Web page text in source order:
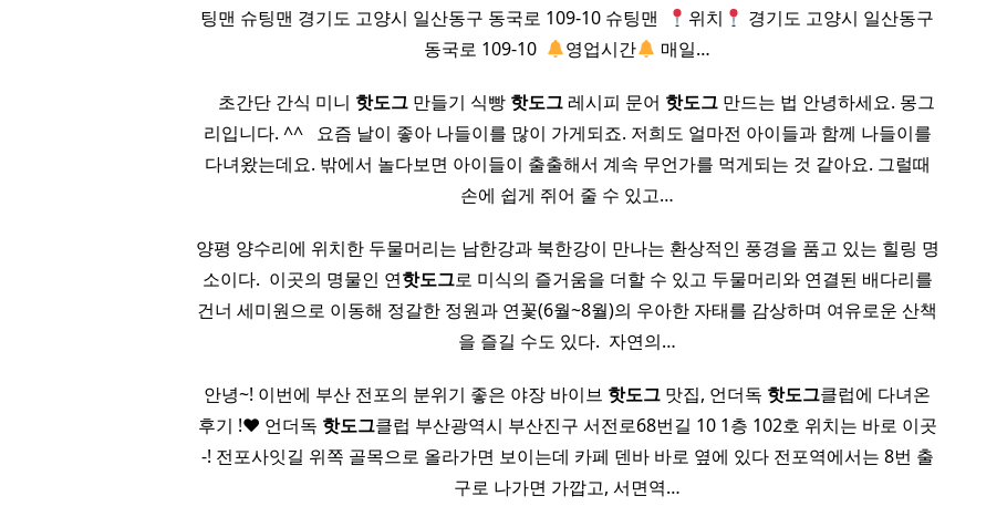
팅맨 슈팅맨 경기도 고양시 일산동구 동국로 109-10 슈팅맨 ​
위치
경기도 고양시 일산동구
동국로 109-10 ​
영업시간 매일…
​ ​ ​ ​ 초간단 간식 미니 핫도그만들기 식빵 핫도그레시피 문어 핫도그만드는 법 안녕하세요. 몽그
리입니다. ^^ ​ ​ 요즘 날이 좋아 나들이를 많이 가게되죠. 저희도 얼마전 아이들과 함께 나들이를
다녀왔는데요. 밖에서 놀다보면 아이들이 출출해서 계속 무언가를 먹게되는 것 같아요. 그럴때
손에 쉽게 쥐어 줄 수 있고…
양평 양수리에 위치한 두물머리는 남한강과 북한강이 만나는 환상적인 풍경을 품고 있는 힐링 명
소이다. ​ 이곳의 명물인 연핫도그로 미식의 즐거움을 더할 수 있고 두물머리와 연결된 배다리를
건너 세미원으로 이동해 정갈한 정원과 연꽃(6월~8월)의 우아한 자태를 감상하며 여유로운 산책
을 즐길 수도 있다. ​ 자연의…
안녕~! 이번에 부산 전포의 분위기 좋은 야장 바이브 핫도그 맛집, 언더독 핫도그클럽에 다녀온
후기 !♥ 언더독 핫도그클럽 부산광역시 부산진구 서전로68번길 10 1층 102호 위치는 바로 이곳
-! 전포사잇길 위쪽 골목으로 올라가면 보이는데 카페 덴바 바로 옆에 있다 전포역에서는 8번 출
구로 나가면 가깝고, 서면역…